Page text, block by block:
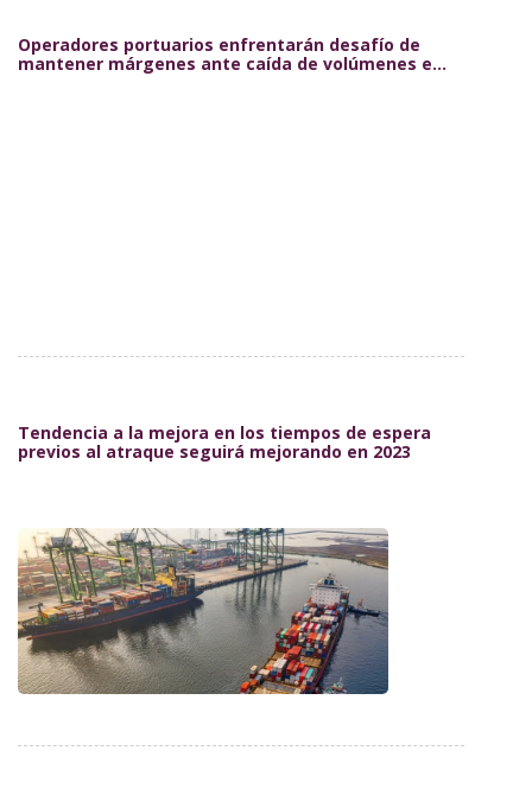
Operadores portuarios enfrentarán desafío de
mantener márgenes ante caída de volúmenes e
Tendencia a la mejora en los tiempos de espera
previos al atraque seguirá mejorando en 2023